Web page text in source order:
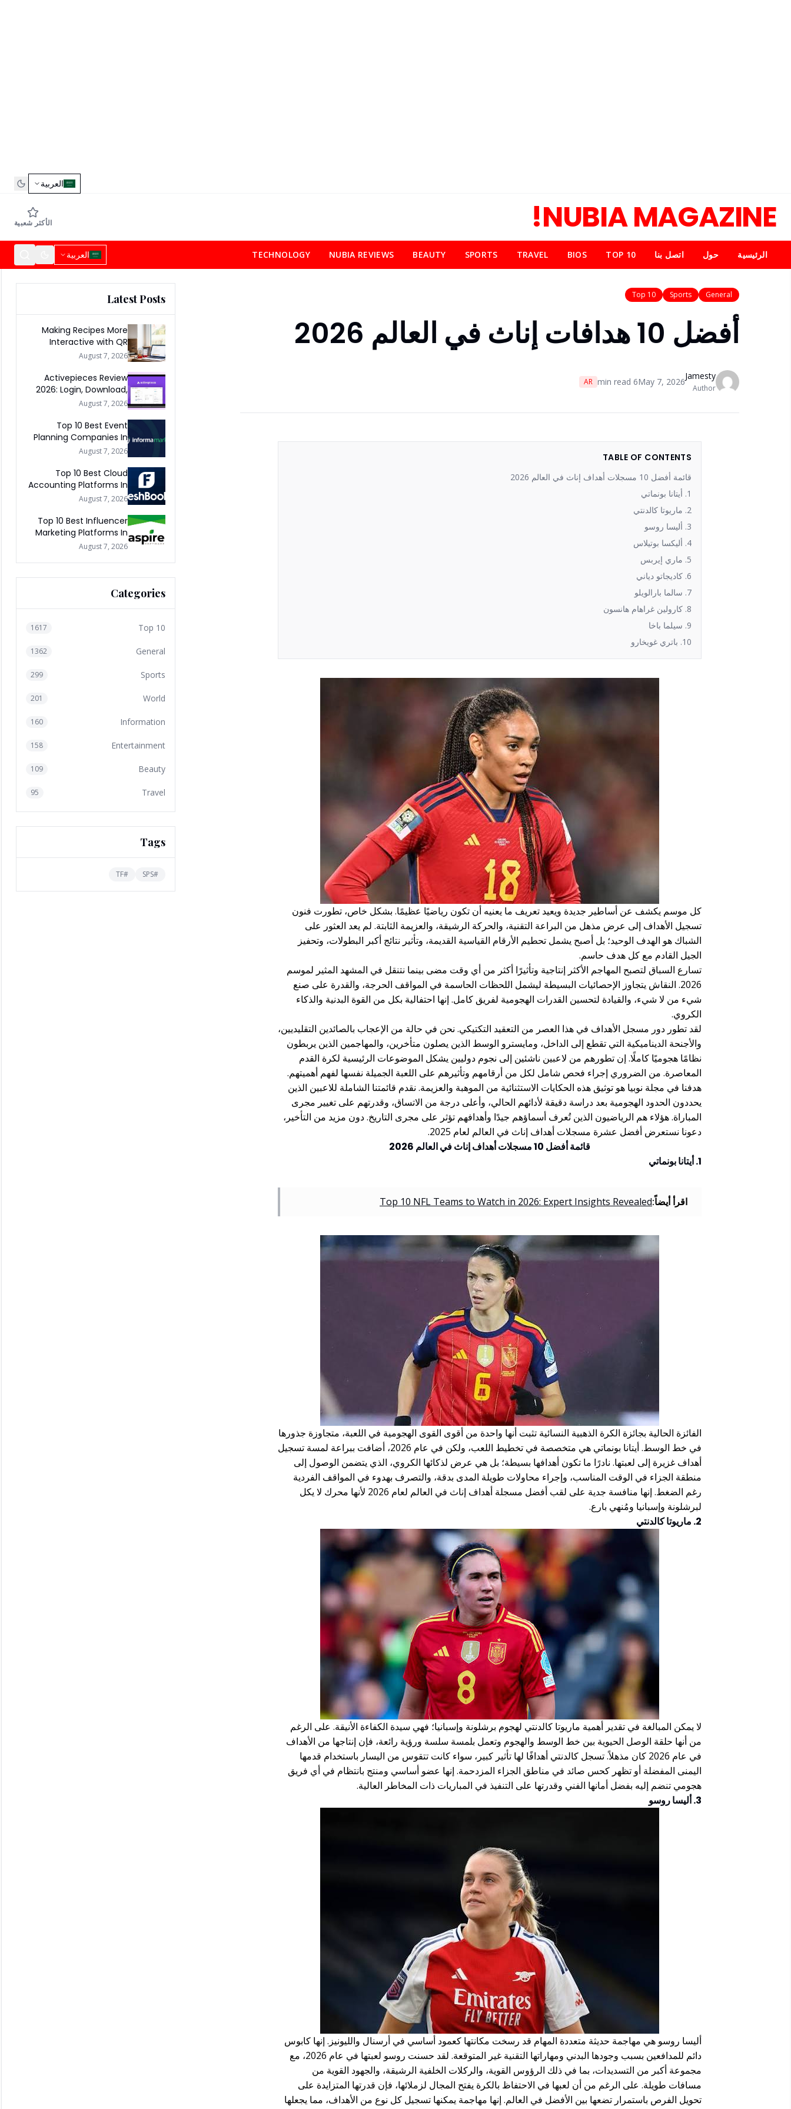
العربية
NUBIA MAGAZINE! الأكثر شعبية
الرئيسية حول اتصل بنا TOP 10
BIOS
TRAVEL
SPORTS
BEAUTY
NUBIA REVIEWS
TECHNOLOGY العربية
General
Sports
Top 10
أفضل 10 هدافات إناث في العالم 2026
Jamesty
Author
May 7, 2026
6
AR
TABLE OF CONTENTS
قائمة أفضل 10 مسجلات أهداف إناث في العالم 2026
1. أيتانا بونماتي
2. ماريوتا كالدنتي
3. أليسا روسو
4. أليكسا بوتيلاس
5. ماري إيربس
6. كاديجاتو دياني
7. سالما بارالويلو
8. كارولين غراهام هانسون
9. سيلما باخا
10. باتري غويخارو
كل موسم يكشف عن أساطير جديدة ويعيد تعريف ما يعنيه أن تكون رياضيًا عظيمًا. بشكل خاص، تطورت فنون
تسجيل الأهداف إلى عرض مذهل من البراعة التقنية، والحركة الرشيقة، والعزيمة الثابتة. لم يعد العثور على
الشباك هو الهدف الوحيد؛ بل أصبح يشمل تحطيم الأرقام القياسية القديمة، وتأثير نتائج أكبر البطولات، وتحفيز
الجيل القادم مع كل هدف حاسم.
تسارع السباق لتصبح المهاجم الأكثر إنتاجية وتأثيرًا أكثر من أي وقت مضى بينما نتنقل في المشهد المثير لموسم
2026. النقاش يتجاوز الإحصائيات البسيطة ليشمل اللحظات الحاسمة في المواقف الحرجة، والقدرة على صنع
شيء من لا شيء، والقيادة لتحسين القدرات الهجومية لفريق كامل. إنها احتفالية بكل من القوة البدنية والذكاء
الكروي.
لقد تطور دور مسجل الأهداف في هذا العصر من التعقيد التكتيكي. نحن في حالة من الإعجاب بالصائدين التقليديين،
والأجنحة الديناميكية التي تقطع إلى الداخل، ومايسترو الوسط الذين يصلون متأخرين، والمهاجمين الذين يربطون
نظامًا هجوميًا كاملًا. إن تطورهم من لاعبين ناشئين إلى نجوم دوليين يشكل الموضوعات الرئيسية لكرة القدم
المعاصرة. من الضروري إجراء فحص شامل لكل من أرقامهم وتأثيرهم على اللعبة الجميلة نفسها لفهم أهميتهم.
هدفنا في مجلة نوبيا هو توثيق هذه الحكايات الاستثنائية من الموهبة والعزيمة. نقدم قائمتنا الشاملة للاعبين الذين
يحددون الحدود الهجومية بعد دراسة دقيقة لأدائهم الحالي، وأعلى درجة من الاتساق، وقدرتهم على تغيير مجرى
المباراة. هؤلاء هم الرياضيون الذين تُعرف أسماؤهم جيدًا وأهدافهم تؤثر على مجرى التاريخ. دون مزيد من التأخير،
دعونا نستعرض أفضل عشرة مسجلات أهداف إناث في العالم لعام 2025.
قائمة أفضل 10 مسجلات أهداف إناث في العالم 2026
1. أيتانا بونماتي
اقرأ أيضاً:Top 10 NFL Teams to Watch in 2026: Expert Insights Revealed
الفائزة الحالية بجائزة الكرة الذهبية النسائية تثبت أنها واحدة من أقوى القوى الهجومية في اللعبة، متجاوزة جذورها
في خط الوسط. أيتانا بونماتي هي متخصصة في تخطيط اللعب، ولكن في عام 2026، أضافت ببراعة لمسة تسجيل
أهداف غزيرة إلى لعبتها. نادرًا ما تكون أهدافها بسيطة؛ بل هي عرض لذكائها الكروي، الذي يتضمن الوصول إلى
منطقة الجزاء في الوقت المناسب، وإجراء محاولات طويلة المدى بدقة، والتصرف بهدوء في المواقف الفردية
رغم الضغط. إنها منافسة جدية على لقب أفضل مسجلة أهداف إناث في العالم لعام 2026 لأنها محرك لا يكل
لبرشلونة وإسبانيا ومُنهي بارع.
2. ماريوتا كالدنتي
لا يمكن المبالغة في تقدير أهمية ماريوتا كالدنتي لهجوم برشلونة وإسبانيا؛ فهي سيدة الكفاءة الأنيقة. على الرغم
من أنها حلقة الوصل الحيوية بين خط الوسط والهجوم وتعمل بلمسة سلسة ورؤية رائعة، فإن إنتاجها من الأهداف
في عام 2026 كان مذهلاً. تسجل كالدنتي أهدافًا لها تأثير كبير، سواء كانت تتقوس من اليسار باستخدام قدمها
اليمنى المفضلة أو تظهر كحس صائد في مناطق الجزاء المزدحمة. إنها عضو أساسي ومنتج بانتظام في أي فريق
هجومي تنضم إليه بفضل أمانها الفني وقدرتها على التنفيذ في المباريات ذات المخاطر العالية.
3. أليسا روسو
أليسا روسو هي مهاجمة حديثة متعددة المهام قد رسخت مكانتها كعمود أساسي في أرسنال والليونيز. إنها كابوس
دائم للمدافعين بسبب وجودها البدني ومهاراتها التقنية غير المتوقعة. لقد حسنت روسو لعبتها في عام 2026، مع
مجموعة أكبر من التسديدات، بما في ذلك الرؤوس القوية، والركلات الخلفية الرشيقة، والجهود القوية من
مسافات طويلة. على الرغم من أن لعبها في الاحتفاظ بالكرة يفتح المجال لزملائها، فإن قدرتها المتزايدة على
تحويل الفرص باستمرار تضعها بين الأفضل في العالم. إنها مهاجمة يمكنها تسجيل كل نوع من الأهداف، مما يجعلها
Latest Posts
Making Recipes More
Interactive with QR
Codes
August 7, 2026
Activepieces Review
2026: Login, Download,
AI, Pricing, Automation &
August 7, 2026
Top 10 Best Event
Planning Companies In
The World 2026
August 7, 2026
Top 10 Best Cloud
Accounting Platforms In
The World 2026
August 7, 2026
Top 10 Best Influencer
Marketing Platforms In
The World 2026
August 7, 2026
Categories
Top 10
1617
General
1362
Sports
299
World
201
Information
160
Entertainment
158
Beauty
109
Travel
95
Tags
#
SPS
#
TF